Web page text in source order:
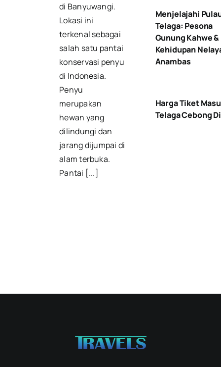
di Banyuwangi.
Lokasi ini
terkenal sebagai
salah satu pantai
konservasi penyu
di Indonesia.
Penyu
merupakan
hewan yang
dilindungi dan
jarang dijumpai di
alam terbuka.
Pantai [...]
Menjelajahi
Telaga: Pesona
Gunung Kahwe &
Kehidupan
Anambas
Harga Tiket
Telaga Cebong